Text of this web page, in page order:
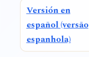
Versión en
español (versão
espanhola)